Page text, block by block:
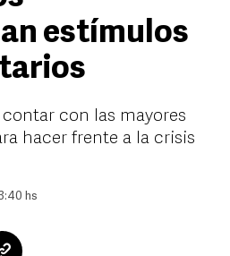
estímulos
con las mayores
hacer frente a la crisis
hs